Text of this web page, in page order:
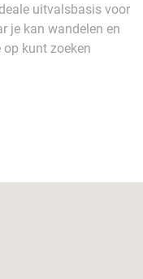
uitvalsbasis voor
je kan wandelen en
kunt zoeken